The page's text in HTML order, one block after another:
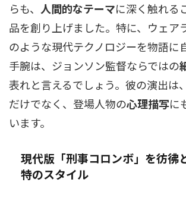
らも、 人間的なテーマに深く触れる
品を創り上げました。特に、ウェア
のような現代テクノロジーを物語に
手腕は、ジョンソン監督ならではの
表れと言えるでしょう。彼の演出は
だけでなく、登場人物の心理描写に
います。
現代版「刑事コロンボ」を彷彿
特のスタイル